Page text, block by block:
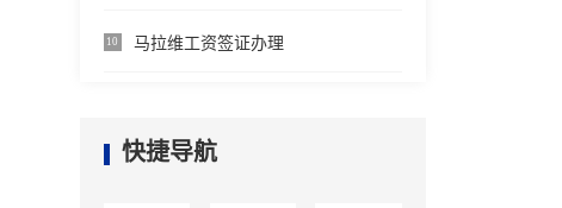
10 马拉维工资签证办理
快捷导航